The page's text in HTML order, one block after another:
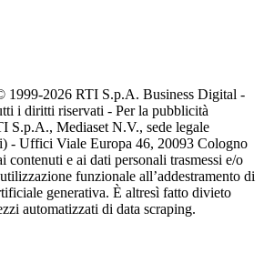
1999-2026 RTI S.p.A. Business Digital -
i diritti riservati - Per la pubblicità
S.p.A., Mediaset N.V., sede legale
- Uffici Viale Europa 46, 20093 Cologno
contenuti e ai dati personali trasmessi e/o
funzionale all’addestramento di
generativa. È altresì fatto divieto
automatizzati di data scraping.